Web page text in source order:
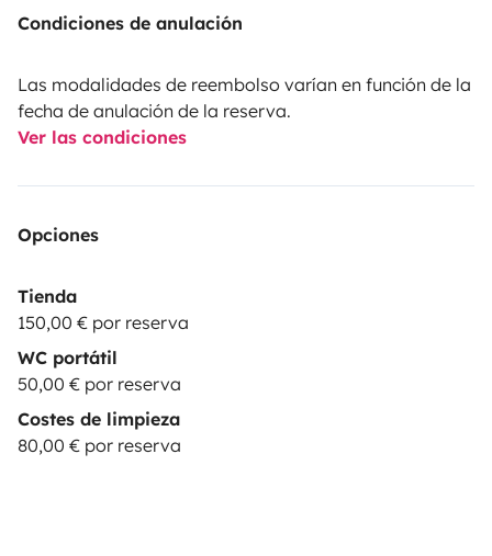
Condiciones de anulación
Las modalidades de reembolso varían en función de la
fecha de anulación de la reserva.
Ver las condiciones
Opciones
Tienda
150,00 € por reserva
WC portátil
50,00 € por reserva
Costes de limpieza
80,00 € por reserva